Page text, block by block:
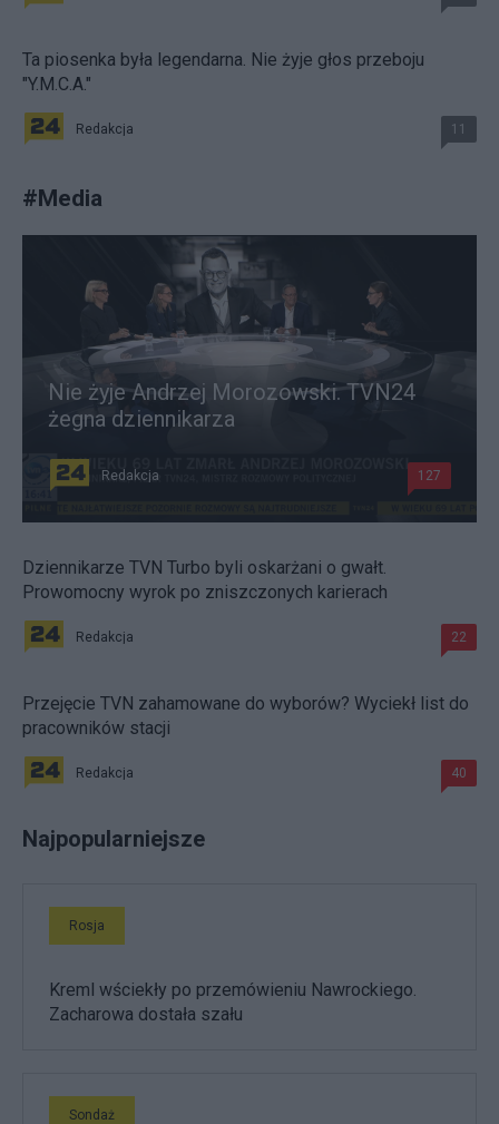
Ta piosenka była legendarna. Nie żyje głos przeboju
"Y.M.C.A."
Redakcja 11
#Media
Nie żyje Andrzej Morozowski. TVN24
żegna dziennikarza
Redakcja 127
Dziennikarze TVN Turbo byli oskarżani o gwałt.
Prowomocny wyrok po zniszczonych karierach
Redakcja 22
Przejęcie TVN zahamowane do wyborów? Wyciekł list do
pracowników stacji
Redakcja 40
Najpopularniejsze
Rosja
Kreml wściekły po przemówieniu Nawrockiego.
Zacharowa dostała szału
Sondaż